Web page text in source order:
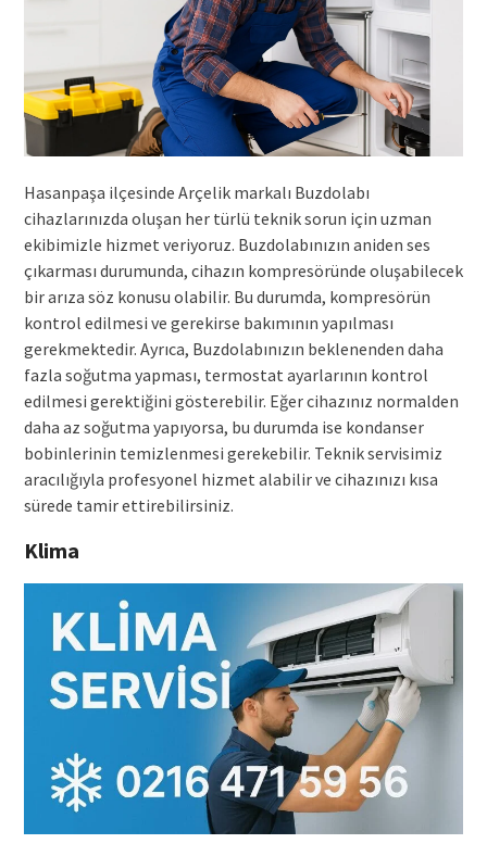
Hasanpaşa ilçesinde Arçelik markalı Buzdolabı
cihazlarınızda oluşan her türlü teknik sorun için uzman
ekibimizle hizmet veriyoruz. Buzdolabınızın aniden ses
çıkarması durumunda, cihazın kompresöründe oluşabilecek
bir arıza söz konusu olabilir. Bu durumda, kompresörün
kontrol edilmesi ve gerekirse bakımının yapılması
gerekmektedir. Ayrıca, Buzdolabınızın beklenenden daha
fazla soğutma yapması, termostat ayarlarının kontrol
edilmesi gerektiğini gösterebilir. Eğer cihazınız normalden
daha az soğutma yapıyorsa, bu durumda ise kondanser
bobinlerinin temizlenmesi gerekebilir. Teknik servisimiz
aracılığıyla profesyonel hizmet alabilir ve cihazınızı kısa
sürede tamir ettirebilirsiniz.
Klima